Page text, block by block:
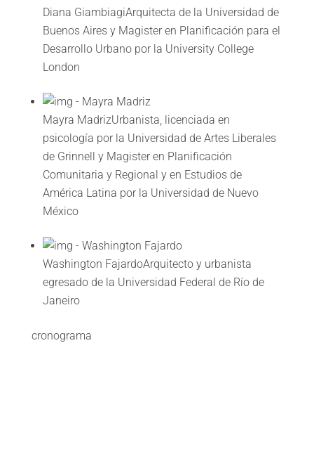
Diana GiambiagiArquitecta de la Universidad de
Buenos Aires y Magister en Planificación para el
Desarrollo Urbano por la University College
London
Mayra MadrizUrbanista, licenciada en
psicología por la Universidad de Artes Liberales
de Grinnell y Magister en Planificación
Comunitaria y Regional y en Estudios de
América Latina por la Universidad de Nuevo
México
Washington FajardoArquitecto y urbanista
egresado de la Universidad Federal de Río de
Janeiro
cronograma